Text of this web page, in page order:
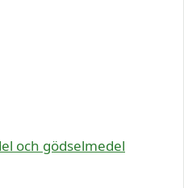
och gödselmedel